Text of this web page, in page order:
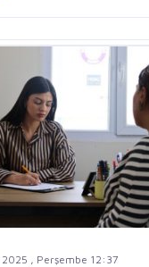
2025 , Perşembe 12:37